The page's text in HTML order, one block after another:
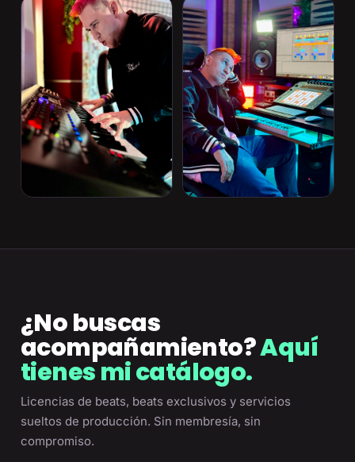
¿No buscas
acompañamiento?Aquí
tienes mi catálogo.
Licencias de beats, beats exclusivos y servicios
sueltos de producción. Sin membresía, sin
compromiso.